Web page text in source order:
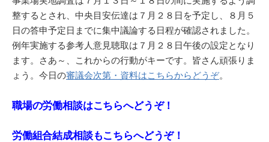
整するとされ、中央目安伝達は７月２８日を予定し、８月５
日の答申予定日までに集中議論する日程が確認されました。
例年実施する参考人意見聴取は７月２８日午後の設定となり
ます。さあ～、これからの行動がキーです。皆さん頑張りま
ょう。今日の審議会次第・資料はこちらからどうぞ。
職場の労働相談はこちらへどうぞ！
労働組合結成相談もこちらへどうぞ！